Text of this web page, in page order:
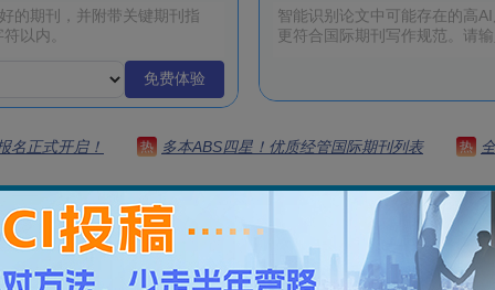
免费体验
名正式开启！ 热 多本ABS四星！优质经管国际期刊列表 热